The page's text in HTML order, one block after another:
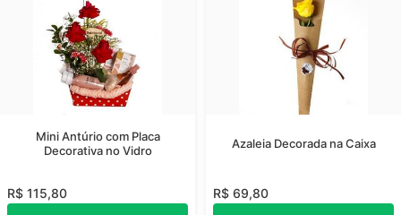
Mini Antúrio com Placa
Decorativa no Vidro
R$ 115,80
Azaleia Decorada na Caixa
R$ 69,80